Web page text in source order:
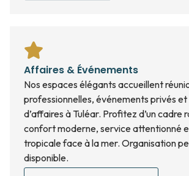
Affaires & Événements
Nos espaces élégants accueillent
professionnelles, événements privés
d’affaires à Tuléar. Profitez d’un cadre
confort moderne, service attentionné
tropicale face à la mer. Organisation
disponible.